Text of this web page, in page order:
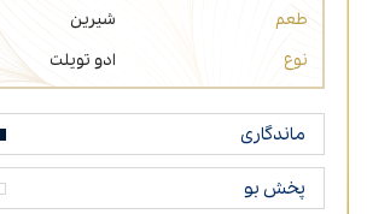
طعم
شیرین
نوع
ادو تویلت
ماندگاری
پخش بو